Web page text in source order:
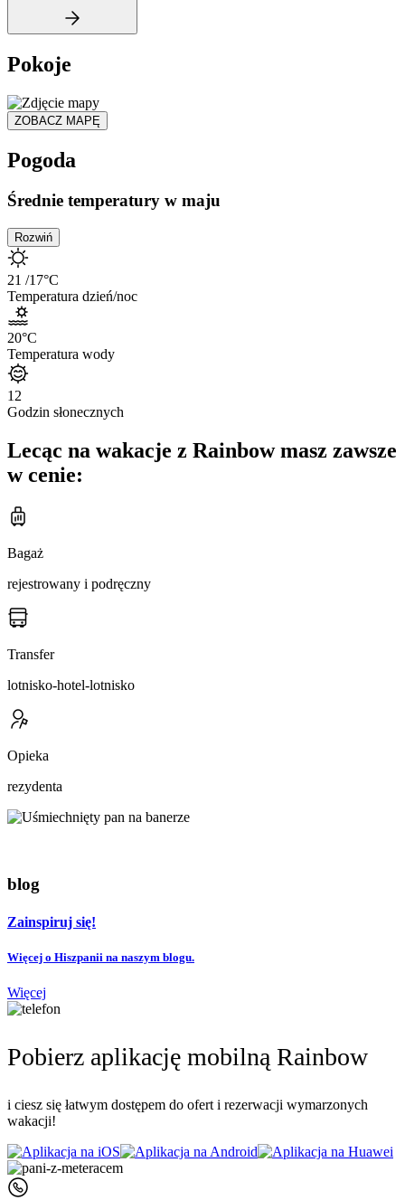
Pokoje
ZOBACZ MAPĘ
Pogoda
Średnie temperatury w maju
Rozwiń
21 /17°C
Temperatura dzień/noc
20°C
Temperatura wody
12
Godzin słonecznych
Lecąc na wakacje z Rainbow masz zawsze
w cenie:
Bagaż
rejestrowany i podręczny
Transfer
lotnisko-hotel-lotnisko
Opieka
rezydenta
blog
Zainspiruj się!
Więcej o Hiszpanii na naszym blogu.
Więcej
Pobierz aplikację mobilną Rainbow
i ciesz się łatwym dostępem do ofert i rezerwacji wymarzonych
wakacji!